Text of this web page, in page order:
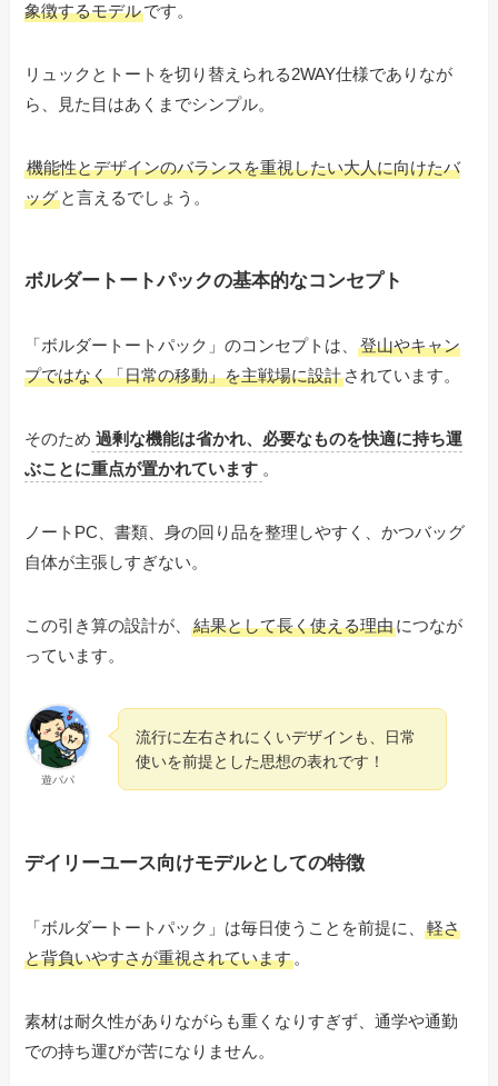
象徴するモデルです。
リュックとトートを切り替えられる2WAY仕様でありなが
ら、見た目はあくまでシンプル。
機能性とデザインのバランスを重視したい大人に向けたバ
ッグ と言えるでしょう。
ボルダートートパックの基本的なコンセプト
「ボルダートートパック」のコンセプトは、登山やキャン
プではなく「日常の移動」を主戦場に設計 されています。
そのため 過剰な機能は省かれ、必要なものを快適に持ち運
ぶことに重点が置かれています 。
ノートPC、書類、身の回り品を整理しやすく、かつバッグ
自体が主張しすぎない。
この引き算の設計が、結果として長く使える理由につなが
っています。
遊パパ
流行に左右されにくいデザインも、日常
使いを前提とした思想の表れです！
デイリーユース向けモデルとしての特徴
「ボルダートートパック」は毎日使うことを前提に、軽さ
と背負いやすさが重視されています 。
素材は耐久性がありながらも重くなりすぎず、通学や通勤
での持ち運びが苦になりません。